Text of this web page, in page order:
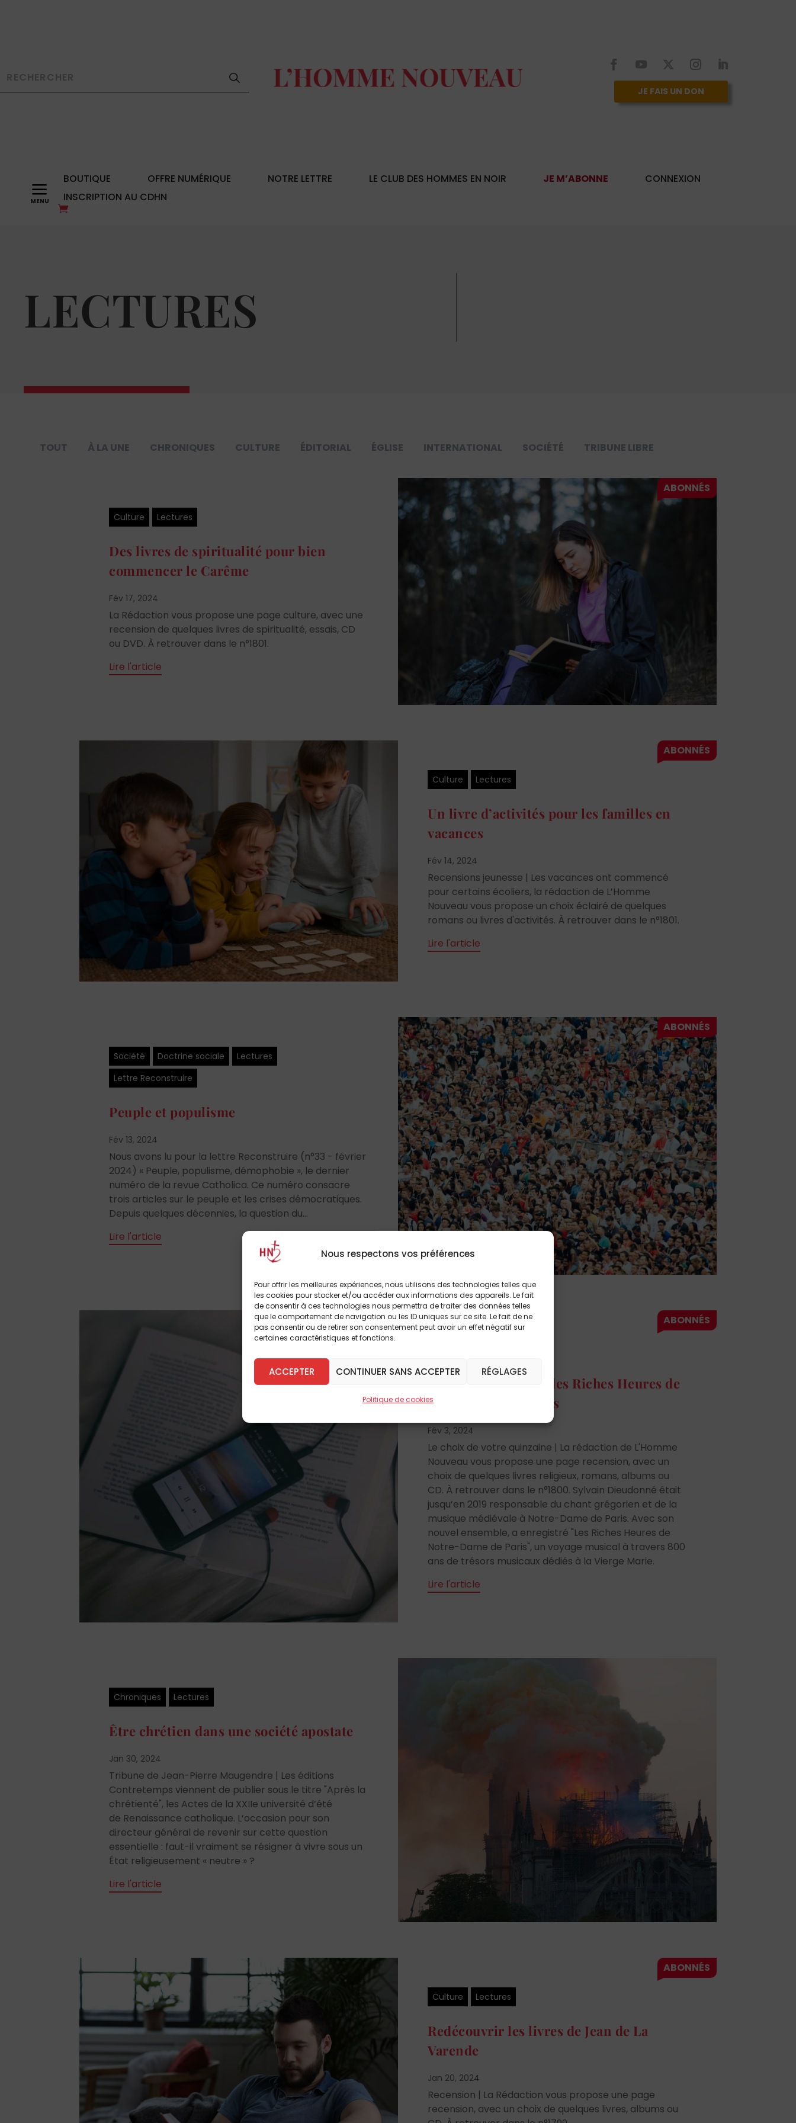
Nous respectons vos préférences
Pour offrir les meilleures expériences, nous utilisons des technologies telles que
les cookies pour stocker et/ou accéder aux informations des appareils. Le fait
de consentir à ces technologies nous permettra de traiter des données telles
que le comportement de navigation ou les ID uniques sur ce site. Le fait de ne
pas consentir ou de retirer son consentement peut avoir un effet négatif sur
certaines caractéristiques et fonctions.
ACCEPTER CONTINUER SANS ACCEPTER RÉGLAGES
Politique de cookies
JE FAIS UN DON
a BOUTIQUE OFFRE NUMÉRIQUE NOTRE LETTRE LE CLUB DES HOMMES EN NOIR JE M’ABONNE
CONNEXION
INSCRIPTION AU CDHN
LECTURES
TOUT À LA UNE CHRONIQUES CULTURE ÉDITORIAL ÉGLISE INTERNATIONAL SOCIÉTÉ TRIBUNE LIBRE
Culture Lectures
Des livres de spiritualité pour bien
commencer le Carême
Fév 17, 2024
La Rédaction vous propose une page culture, avec une
recension de quelques livres de spiritualité, essais, CD
ou DVD. À retrouver dans le n°1801.
Lire l'article
Culture Lectures
Un livre d’activités pour les familles en
vacances
Fév 14, 2024
Recensions jeunesse | Les vacances ont commencé
pour certains écoliers, la rédaction de L’Homme
Nouveau vous propose un choix éclairé de quelques
romans ou livres d'activités. À retrouver dans le n°1801.
Lire l'article
Société Doctrine sociale
Lectures
Lettre Reconstruire
Peuple et populisme
Fév 13, 2024
Nous avons lu pour la lettre Reconstruire (n°33 - février
2024) « Peuple, populisme, démophobie », le dernier
numéro de la revue Catholica. Ce numéro consacre
trois articles sur le peuple et les crises démocratiques.
Depuis quelques décennies, la question du...
Lire l'article
À la (re)découverte des Riches Heures de
Notre-Dame de Paris
Fév 3, 2024
Le choix de votre quinzaine | La rédaction de L'Homme
Nouveau vous propose une page recension, avec un
choix de quelques livres religieux, romans, albums ou
CD. À retrouver dans le n°1800. Sylvain Dieudonné était
jusqu’en 2019 responsable du chant grégorien et de la
musique médiévale à Notre-Dame de Paris. Avec son
nouvel ensemble, a enregistré "Les Riches Heures de
Notre-Dame de Paris", un voyage musical à travers 800
ans de trésors musicaux dédiés à la Vierge Marie.
Lire l'article
Chroniques Lectures
Être chrétien dans une société apostate
Jan 30, 2024
Tribune de Jean-Pierre Maugendre | Les éditions
Contretemps viennent de publier sous le titre "Après la
chrétienté", les Actes de la XXIIe université d’été
de Renaissance catholique. L’occasion pour son
directeur général de revenir sur cette question
essentielle : faut-il vraiment se résigner à vivre sous un
État religieusement « neutre » ?
Lire l'article
Culture Lectures
Redécouvrir les livres de Jean de La
Varende
Jan 20, 2024
Recension | La Rédaction vous propose une page
recension, avec un choix de quelques livres, albums ou